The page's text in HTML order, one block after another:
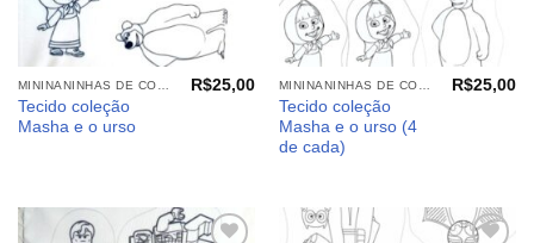
MININANINHAS DE COLORIR
Tecido coleção
Masha e o urso
R$25,00 MININANINHAS DE COLORIR
Tecido coleção
Masha e o urso (4
de cada)
R$25,00